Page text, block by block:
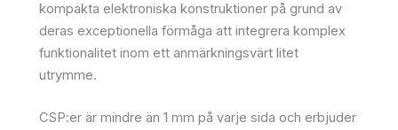
kompakta elektroniska konstruktioner på grund av
deras exceptionella förmåga att integrera komplex
funktionalitet inom ett anmärkningsvärt litet
utrymme.
CSP:er är mindre än 1 mm på varje sida och erbjuder